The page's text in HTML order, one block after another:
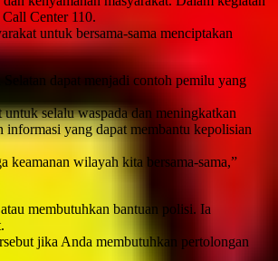
Center 110.
untuk bersama-sama menciptakan
dapat menjadi contoh pemilu yang
selalu waspada dan meningkatkan
yang dapat membantu kepolisian
keamanan wilayah kita bersama-sama,”
membutuhkan bantuan polisi. Ia
jika Anda membutuhkan pertolongan